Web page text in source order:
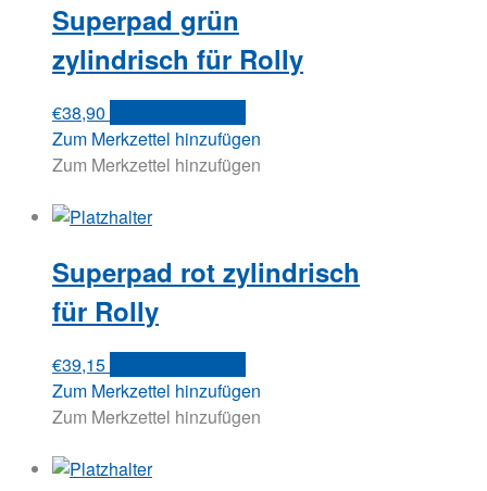
Superpad grün
zylindrisch für Rolly
€38,90
Zum Merkzettel hinzufügen
Zum Merkzettel hinzufügen
Superpad rot zylindrisch
für Rolly
€39,15
Zum Merkzettel hinzufügen
Zum Merkzettel hinzufügen